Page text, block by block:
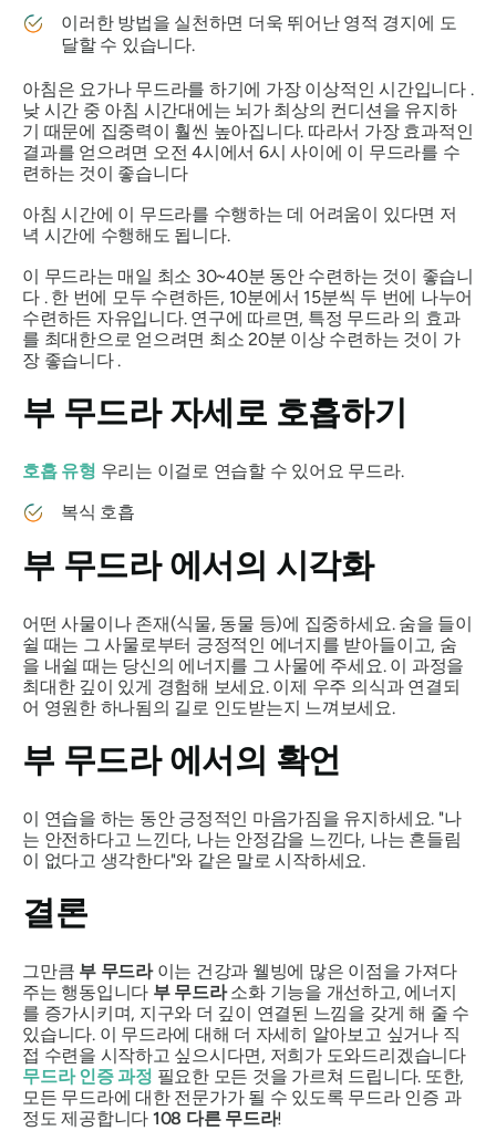
이러한 방법을 실천하면 더욱 뛰어난 영적 경지에 도
달할 수 있습니다.
아침은 요가나 무드라를 하기에 가장 이상적인 시간입니다 .
낮 시간 중 아침 시간대에는 뇌가 최상의 컨디션을 유지하
기 때문에 집중력이 훨씬 높아집니다. 따라서 가장 효과적인
결과를 얻으려면 오전 4시에서 6시 사이에 이 무드라를 수
련하는 것이 좋습니다
아침 시간에 이 무드라를 수행하는 데 어려움이 있다면 저
녁 시간에 수행해도 됩니다.
이 무드라는 매일 최소 30~40분 동안 수련하는 것이 좋습니
다 . 한 번에 모두 수련하든, 10분에서 15분씩 두 번에 나누어
수련하든 자유입니다. 연구에 따르면, 특정 무드라의 효과
를 최대한으로 얻으려면 최소 20분 이상 수련하는 것이 가
장 좋습니다 .
부 무드라자세로 호흡하기
호흡 유형 우리는 이걸로 연습할 수 있어요 무드라.
복식 호흡
부 무드라에서의 시각화
어떤 사물이나 존재(식물, 동물 등)에 집중하세요. 숨을 들이
쉴 때는 그 사물로부터 긍정적인 에너지를 받아들이고, 숨
을 내쉴 때는 당신의 에너지를 그 사물에 주세요. 이 과정을
최대한 깊이 있게 경험해 보세요. 이제 우주 의식과 연결되
어 영원한 하나됨의 길로 인도받는지 느껴보세요.
부 무드라에서의 확언
이 연습을 하는 동안 긍정적인 마음가짐을 유지하세요. "나
는 안전하다고 느낀다, 나는 안정감을 느낀다, 나는 흔들림
이 없다고 생각한다"와 같은 말로 시작하세요.
결론
그만큼 부 무드라이는 건강과 웰빙에 많은 이점을 가져다
주는 행동입니다 부 무드라소화 기능을 개선하고, 에너지
를 증가시키며, 지구와 더 깊이 연결된 느낌을 갖게 해 줄 수
있습니다. 이 무드라에 대해 더 자세히 알아보고 싶거나 직
접 수련을 시작하고 싶으시다면, 저희가 도와드리겠습니다
무드라인증 과정 필요한 모든 것을 가르쳐 드립니다. 또한,
모든 무드라에 대한 전문가가 될 수 있도록 무드라 인증 과
정도 제공합니다 108 다른 무드라!